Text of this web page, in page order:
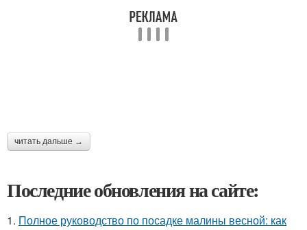
читать дальше →
Последние обновления на сайте:
1. Полное руководство по посадке малины весной: как